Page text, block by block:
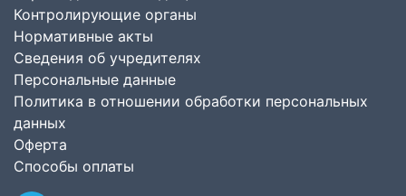
Контролирующие органы
Нормативные акты
Сведения об учредителях
Персональные данные
Политика в отношении обработки персональных
данных
Оферта
Способы оплаты